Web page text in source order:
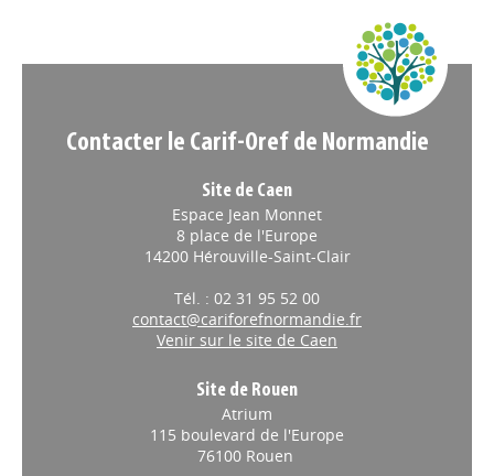
Contacter le Carif-Oref de Normandie
Site de Caen
Espace Jean Monnet
8 place de l'Europe
14200 Hérouville-Saint-Clair
Tél. : 02 31 95 52 00
contact@cariforefnormandie.fr
Venir sur le site de Caen
Site de Rouen
Atrium
115 boulevard de l'Europe
76100 Rouen